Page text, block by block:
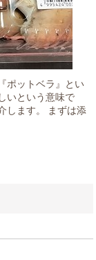
ポットベラ』とい
いという意味で
します。 まずは添